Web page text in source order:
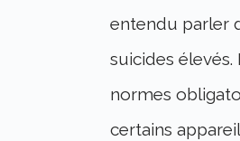
entendu parler
suicides élevés.
normes
certains